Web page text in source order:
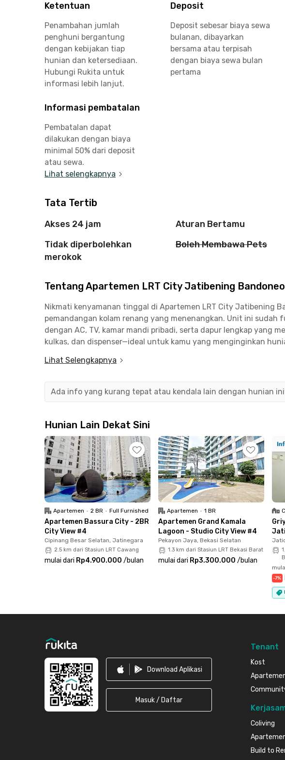
Ketentuan
Penambahan jumlah
penghuni bergantung
dengan kebijakan tiap
hunian dan ketersediaan.
Hubungi Rukita untuk
informasi lebih lanjut.
Deposit
Deposit sebesar biaya sewa
bulanan, dibayarkan
bersama atau terpisah
dengan biaya sewa bulan
pertama
Informasi pembatalan
Pembatalan dapat
dilakukan dengan biaya
minimal 50% dari deposit
atau sewa.
Lihat selengkapnya
Tata Tertib
Akses 24 jam Aturan Bertamu
Tidak diperbolehkan
merokok
Boleh Membawa Pets
Tentang Apartemen LRT City Jatibening
Nikmati kenyamanan tinggal di Apartemen LRT City Jatibening
pemandangan kolam renang yang menenangkan. Unit ini sudah
dengan AC, TV, kamar mandi pribadi, serta dapur lengkap yang
kulkas, dan dispenser—ideal untuk kamu yang menginginkan
Fasilitas gedung yang tersedia sangat mendukung gaya hidup
CCTV yang beroperasi 24 jam. Semua dirancang untuk
ketenangan bagi penghuni.
Lokasinya sangat strategis—hanya 1 menit dari Stasiun LRT
harian kamu. Selain itu, Bandara Halim Perdanakusuma bisa
menit, dan Mall Cipinang Indah hanya 9 menit dari lokasi,
perbelanjaan dan hiburan. Hunian ini cocok untuk profesional
yang mencari tempat tinggal modern dengan akses transportasi
Lihat Selengkapnya
Ada info yang kurang tepat atau kendala lain dengan hunian
Hunian Lain Dekat Sini
Apartemen • 2 BR • Full Furnished
Apartemen Bassura City - 2BR
City View #4
Cipinang Besar Selatan, Jatinegara
2.5 km dari Stasiun LRT Cawang
mulai dari Rp4.900.000 /bulan
Apartemen • 1 BR
Apartemen Grand Kamala
Lagoon - Studio City View #4
Pekayon Jaya, Bekasi Selatan
1.3 km dari Stasiun LRT Bekasi Barat
mulai dari Rp3.300.000 /bulan
-7%
Download Aplikasi
Masuk / Daftar
Tenant
Kost
Coliving
Build to